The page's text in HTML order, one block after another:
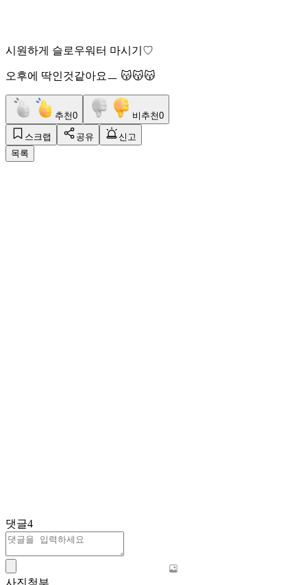
시원하게 슬로우워터 마시기♡
오후에 딱인것같아요ㅡ 😽😽😽
추천0 비추천0
스크랩 공유
신고
목록
댓글4
사진첨부